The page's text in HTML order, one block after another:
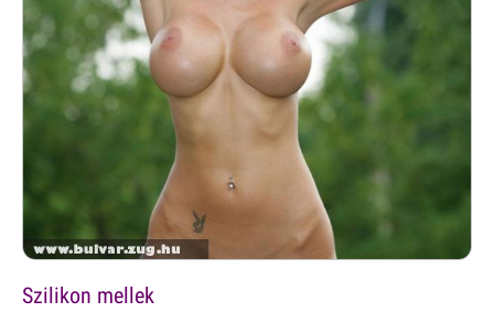
Szilikon mellek